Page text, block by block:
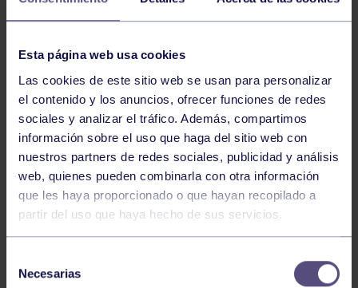
Esta página web usa cookies
Las cookies de este sitio web se usan para personalizar
el contenido y los anuncios, ofrecer funciones de redes
sociales y analizar el tráfico. Además, compartimos
información sobre el uso que haga del sitio web con
nuestros partners de redes sociales, publicidad y análisis
web, quienes pueden combinarla con otra información
que les haya proporcionado o que hayan recopilado a
partir del uso que haya hecho de sus servicios.
Necesarias
RGCC
VIII TORNEO DE CARNAVAL BENJ. MASC.:
CAO – C.B. PUMARÍN
1100 1103 1104
1106
FILTRAR